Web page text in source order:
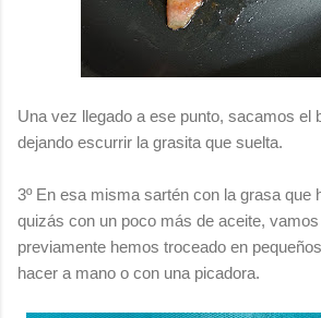
Una vez llegado a ese punto, sacamos el
dejando escurrir la grasita que suelta.
3º En esa misma sartén con la grasa que
quizás con un poco más de aceite,
previamente hemos troceado en
hacer a mano o con una picadora.